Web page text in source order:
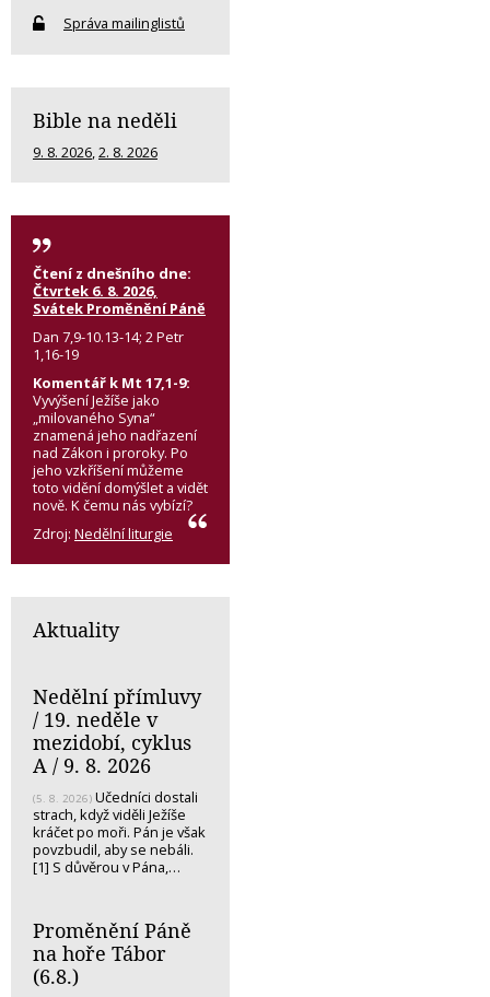
Správa mailinglistů
Bible na neděli
9. 8. 2026,2. 8. 2026
Čtení z dnešního dne:
Čtvrtek 6. 8. 2026,
Svátek Proměnění Páně
Dan 7,9-10.13-14; 2 Petr
1,16-19
Komentář k Mt 17,1-9:
Vyvýšení Ježíše jako
„milovaného Syna“
znamená jeho nadřazení
nad Zákon i proroky. Po
jeho vzkříšení můžeme
toto vidění domýšlet a vidět
nově. K čemu nás vybízí?
Zdroj: Nedělní liturgie
Aktuality
Nedělní přímluvy
/ 19. neděle v
mezidobí, cyklus
A / 9. 8. 2026
(5. 8. 2026) Učedníci dostali
strach, když viděli Ježíše
kráčet po moři. Pán je však
povzbudil, aby se nebáli.
[1] S důvěrou v Pána,…
Proměnění Páně
na hoře Tábor
(6.8.)